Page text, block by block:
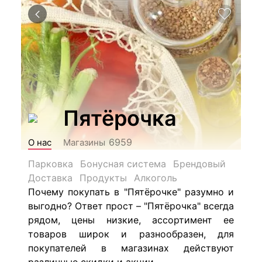
Пятёрочка
О нас Магазины 6959
Парковка
Бонусная система
Брендовый
Доставка
Продукты
Алкоголь
Почему покупать в "Пятёрочке" разумно и
выгодно? Ответ прост – "Пятёрочка" всегда
рядом, цены низкие, ассортимент ее
товаров широк и разнообразен, для
покупателей в магазинах действуют